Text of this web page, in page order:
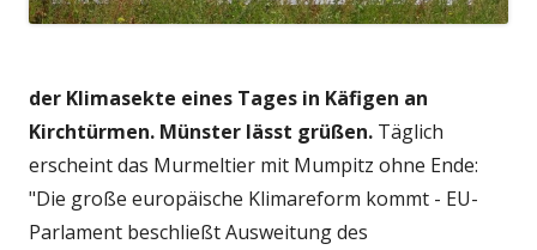
der Klimasekte eines Tages in Käfigen an
Kirchtürmen. Münster lässt grüßen. Täglich
erscheint das Murmeltier mit Mumpitz ohne Ende:
"Die große europäische Klimareform kommt - EU-
Parlament beschließt Ausweitung des